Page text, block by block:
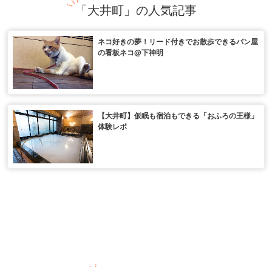
「大井町」の人気記事
ネコ好きの夢！リード付きでお散歩できるパン屋
の看板ネコ@下神明
【大井町】仮眠も宿泊もできる「おふろの王様」
体験レポ